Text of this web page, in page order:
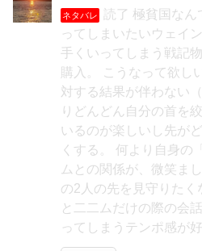
ネタバレ
読了 極貧国なん
ってしまいたいウェイ
手くいってしまう戦記
購入。 こうなって欲し
対する結果が伴わない
りどんどん自分の首を
いるのが楽しいし先が
くする。 何より自身の
ムとの関係が、微笑ま
の2人の先を見守りたく
と二二ムだけの際の会
ってしまうテンポ感が好